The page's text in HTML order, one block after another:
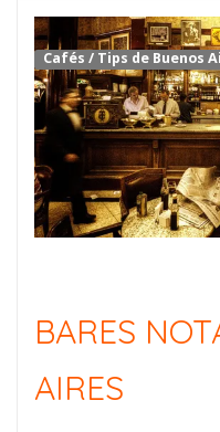
Cafés / Tips de Buenos
BARES
AIRES